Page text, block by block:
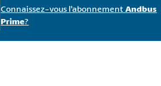
Connaissez-vous l'abonnementAndbus
Prime?